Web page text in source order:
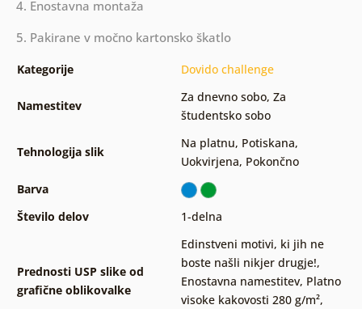
4. Enostavna montaža
5. Pakirane v močno kartonsko škatlo
Kategorije Dovido challenge
Namestitev
Za dnevno sobo, Za
študentsko sobo
Tehnologija slik
Na platnu, Potiskana,
Uokvirjena, Pokončno
Barva
Število delov
1-delna
Prednosti USP slike od
grafične oblikovalke
Edinstveni motivi, ki jih ne
boste našli nikjer drugje!,
Enostavna namestitev, Platno
visoke kakovosti 280 g/m²,